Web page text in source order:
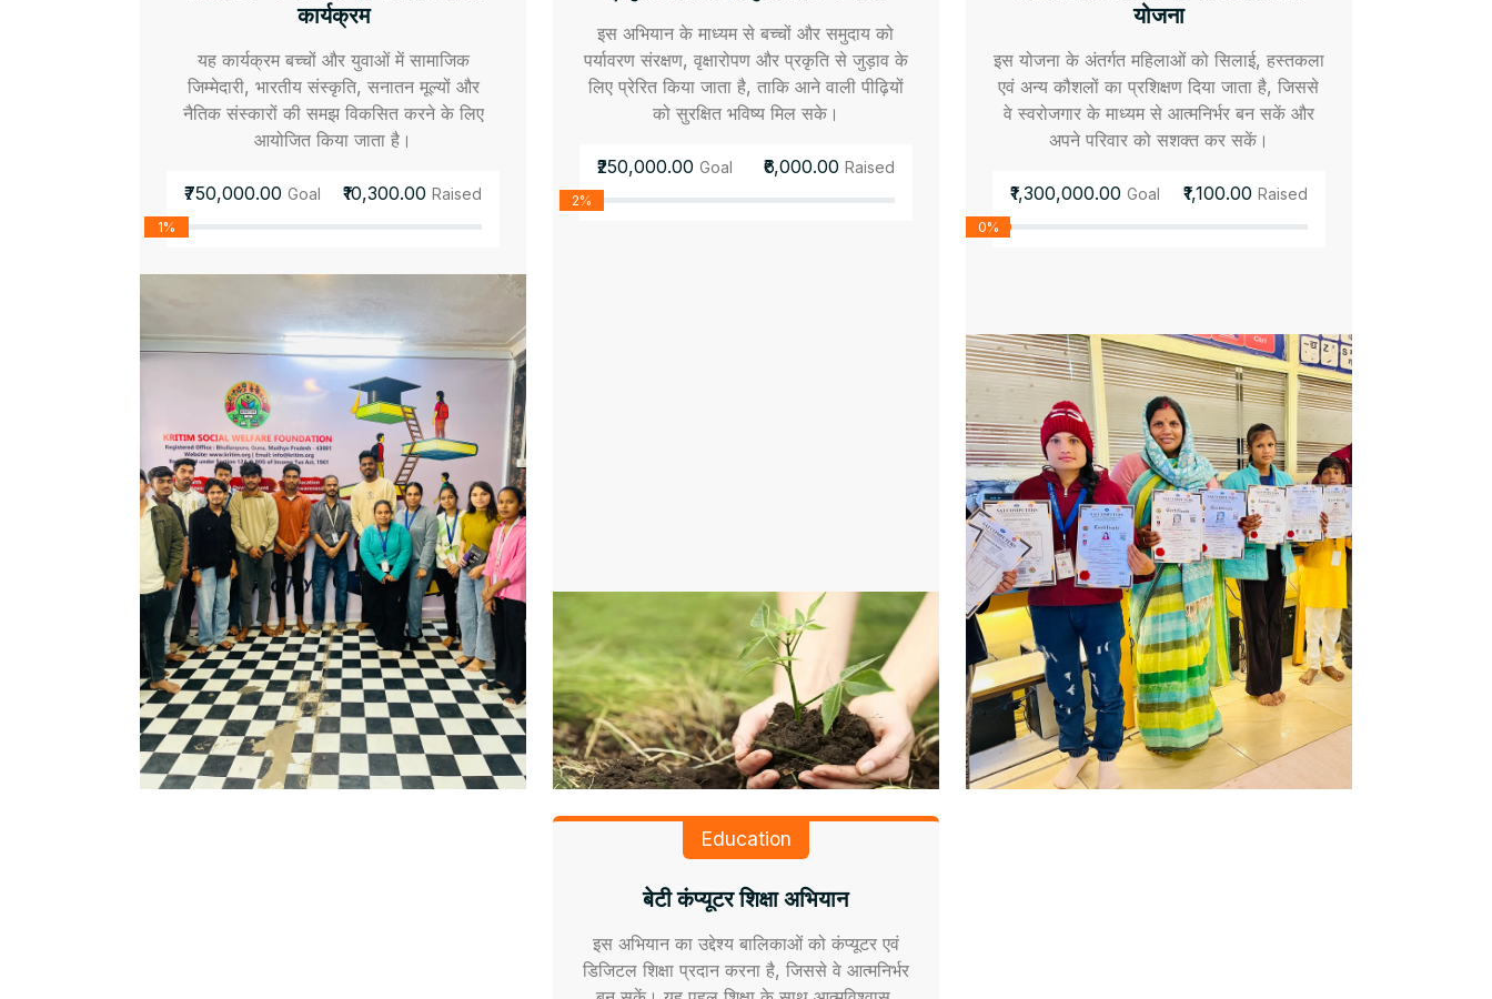
कार्यक्रम
यह कार्यक्रम बच्चों और युवाओं में सामाजिक
जिम्मेदारी, भारतीय संस्कृति, सनातन मूल्यों और
नैतिक संस्कारों की समझ विकसित करने के लिए
आयोजित किया जाता है।
₹750,000.00Goal ₹10,300.00 Raised
1%
इस अभियान के माध्यम से बच्चों और समुदाय को
पर्यावरण संरक्षण, वृक्षारोपण और प्रकृति से जुड़ाव के
लिए प्रेरित किया जाता है, ताकि आने वाली पीढ़ियों
को सुरक्षित भविष्य मिल सके।
₹250,000.00 Goal ₹6,000.00 Raised
2%
योजना
इस योजना के अंतर्गत महिलाओं को सिलाई, हस्तकला
एवं अन्य कौशलों का प्रशिक्षण दिया जाता है, जिससे
वे स्वरोजगार के माध्यम से आत्मनिर्भर बन सकें और
अपने परिवार को सशक्त कर सकें।
₹1,300,000.00 Goal ₹1,100.00 Raised
0%
Education
बेटी कंप्यूटर शिक्षा अभियान
इस अभियान का उद्देश्य बालिकाओं को कंप्यूटर एवं
डिजिटल शिक्षा प्रदान करना है, जिससे वे आत्मनिर्भर